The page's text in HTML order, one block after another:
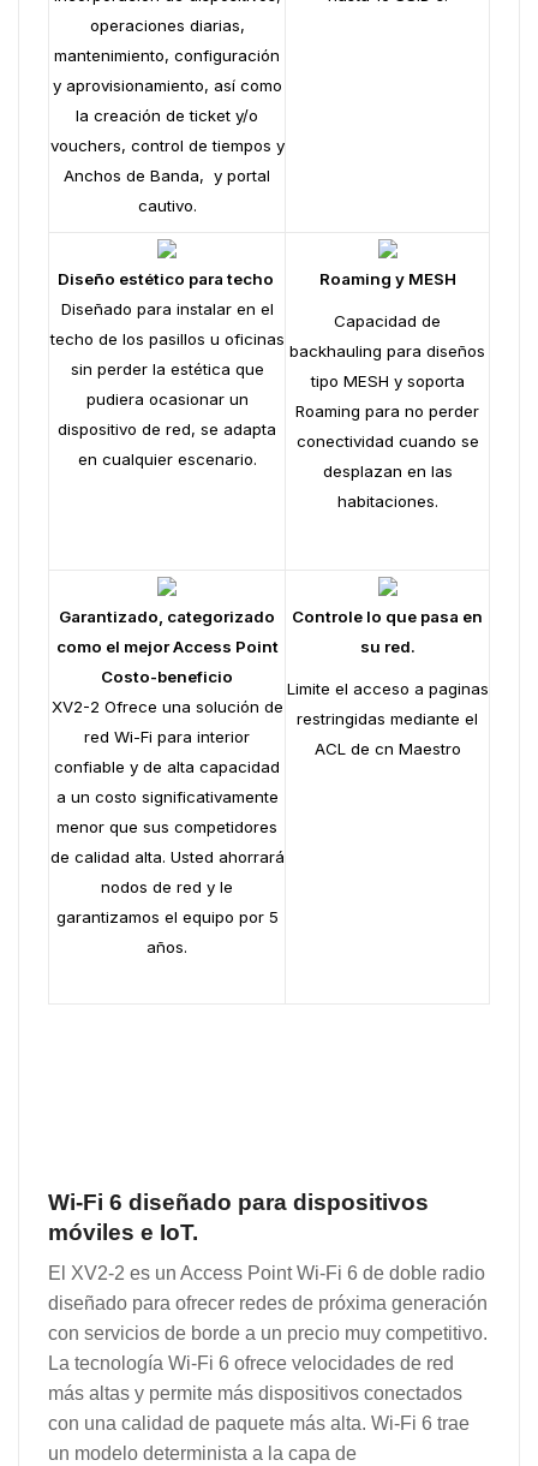
operaciones diarias,
mantenimiento, configuración
y aprovisionamiento, así como
la creación de ticket y/o
vouchers, control de tiempos y
Anchos de Banda, y portal
cautivo.
Diseño estético para techo
Diseñado para instalar en el
techo de los pasillos u oficinas
sin perder la estética que
pudiera ocasionar un
dispositivo de red, se adapta
en cualquier escenario.
Roaming y MESH
Capacidad de
backhauling para diseños
tipo MESH y soporta
Roaming para no perder
conectividad cuando se
desplazan en las
habitaciones.
Garantizado, categorizado
como el mejor Access Point
Costo-beneficio
XV2-2 Ofrece una solución de
red Wi-Fi para interior
confiable y de alta capacidad
a un costo significativamente
menor que sus competidores
de calidad alta. Usted ahorrará
nodos de red y le
garantizamos el equipo por 5
años.
Controle lo que pasa en
su red.
Limite el acceso a paginas
restringidas mediante el
ACL de cn Maestro
Wi-Fi 6 diseñado para dispositivos
móviles e IoT.
El XV2-2 es un Access Point Wi-Fi 6 de doble radio
diseñado para ofrecer redes de próxima generación
con servicios de borde a un precio muy competitivo.
La tecnología Wi-Fi 6 ofrece velocidades de red
más altas y permite más dispositivos conectados
con una calidad de paquete más alta. Wi-Fi 6 trae
un modelo determinista a la capa de